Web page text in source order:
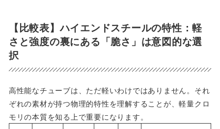
【比較表】ハイエンドスチールの特性：軽
さと強度の裏にある「脆さ」は意図的な選
択
高性能なチューブは、ただ軽いわけではありません。それ
ぞれの素材が持つ物理的特性を理解することが、軽量クロ
モリの本質を知る上で重要になります。